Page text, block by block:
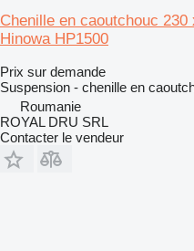
Chenille en caoutchouc
Hinowa HP1500
Prix sur demande
Suspension - chenille en
Roumanie
ROYAL DRU SRL
Contacter le vendeur